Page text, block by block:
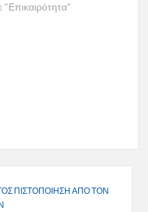
"Επικαιρότητα"
ΠΙΣΤΟΠΟΙΗΣΗ ΑΠΟ ΤΟΝ